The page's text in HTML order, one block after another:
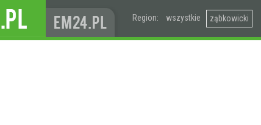
Region: wszystkie ząbkowicki